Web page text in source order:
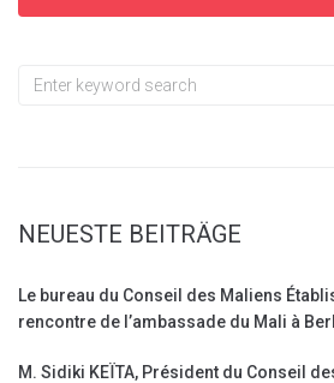
NEUESTE BEITRÄGE
Le bureau du Conseil des Maliens
rencontre de l’ambassade du Mali à
M. Sidiki KEÏTA, Président du Conseil